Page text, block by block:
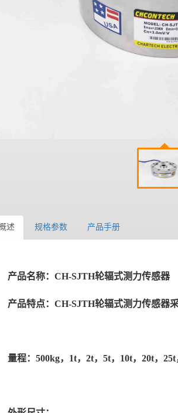
述 规格参数 产品手册
产品名称： CH-SJTH轮辐式测力传感器
产品特点： CH-SJTH轮辐式测力传感器
量程： 500kg，1t，2t，5t，10t，20t，25t